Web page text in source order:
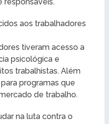
aos trabalhadores
tiveram acesso a
psicológica e
trabalhistas. Além
programas que
de trabalho.
na luta contra o